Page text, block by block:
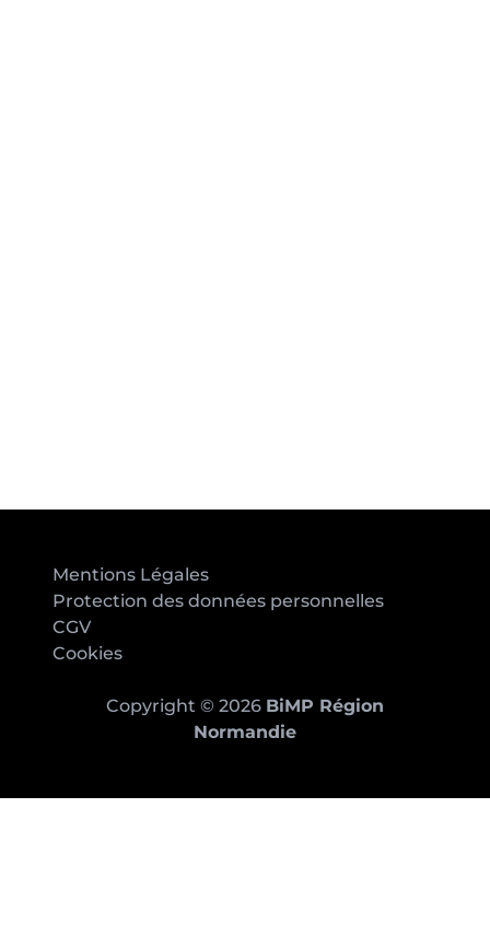
Mentions Légales
Protection des données personnelles
CGV
Cookies
Copyright © 2026 BiMP Région
Normandie